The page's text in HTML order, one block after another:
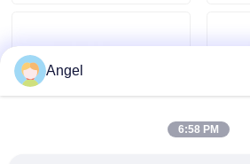
Contattici
Richieda una citazione
Angel
6:58 PM